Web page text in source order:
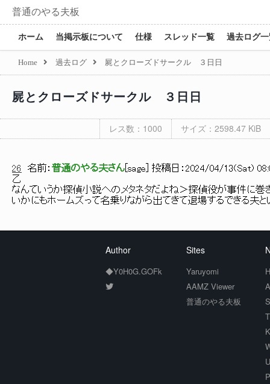
普通のやる夫板
ホーム 当掲示板について 仕様 スレッド一覧 過去ログ
Home 過去ログ 屍とクローズドサークル ３日日
屍とクローズドサークル ３日日
レス数：1000 サイズ：2598.47 KiB
26 名前： 普通のやる夫さん sage ] 投稿日： 2024/04/13(Sat)
乙
なんていうか探偵小説へのメタネタだよね＞探偵役が事件に巻
いかにもホームズって名乗りながら出てきて退場するできる夫
Author
◆Y0H0G.GOFk
Sites
Yaruyomi
AAMZ Viewer
普通のやる夫板